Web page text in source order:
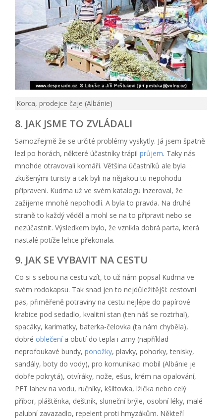
Korca, prodejce čaje (Albánie)
8. JAK JSME TO ZVLÁDALI
Samozřejmě že se určité problémy vyskytly. Já jsem špatně
lezl po horách, některé účastníky trápil průjem. Taky nás
mnohde otravovali komáři. Většina účastníků ale byla
zkušenými turisty a tak byli na nějakou tu nepohodu
připraveni. Kudrna už ve svém katalogu inzeroval, že
zažijeme mnohé nepohodlí. A byla to pravda. Na druhé
straně to každý věděl a mohl se na to připravit nebo se
nezúčastnit. Výsledkem bylo, že vznikla dobrá parta, která
nastalé potíže lehce překonala.
9. JAK SE VYBAVIT NA CESTU
Co si s sebou na cestu vzít, to už nám popsal Kudrna ve
svém rodokapsu. Tak snad jen to nejdůležitější: cestovní
pas, přiměřeně potraviny na cestu nejlépe do papírové
krabice pod sedadlo, kvalitní stan (ten náš se roztrhal),
spacáky, karimatky, baterka-čelovka (ta nám chyběla),
dobré oblečenía obutí do tepla i zimy (například
neprofoukavé bundy, ponožky, plavky, pohorky, tenisky,
sandály, boty do vody), pro komunikaci mobil (Albánie je
dobře pokrytá), otvíráky, nože, ešus, krém na opalování,
PET lahev na vodu, ručníky, kšiltovka, lžička nebo celý
příbor, pláštěnka, deštník, sluneční brýle, osobní léky, malé
palubní zavazadlo, repelent proti hmyzákům. Někteří